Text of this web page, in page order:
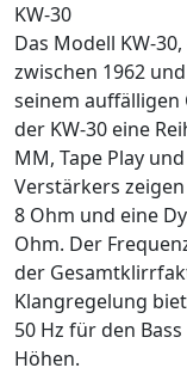
KW-30
Das Modell KW-
zwischen 1962
seinem auffälligen
der KW-30 eine
MM, Tape Play
Verstärkers
8 Ohm und eine
Ohm. Der
der
Klangregelung
50 Hz für den
Höhen.